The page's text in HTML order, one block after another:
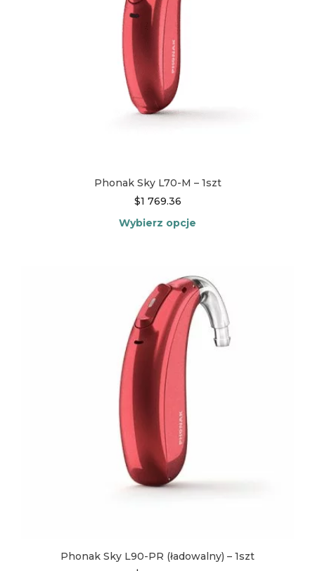
produktu
Phonak Sky L70-M – 1szt
$1 769.36
Wybierz opcje
wiele
wariantów.
Opcje
można
wybrać
na
stronie
produktu
Phonak Sky L90-PR (ładowalny) – 1szt